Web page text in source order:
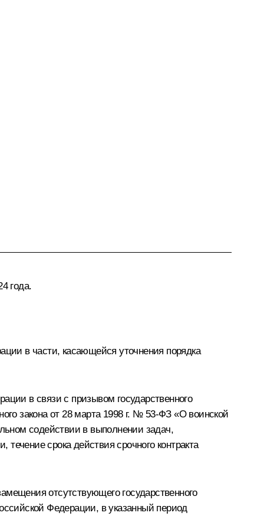
года.
в части, касающейся уточнения порядка
в связи с призывом государственного
закона от 28 марта 1998 г. № 53-ФЗ «О воинской
содействии в выполнении задач,
срока действия срочного контракта
отсутствующего государственного
Федерации, в указанный период